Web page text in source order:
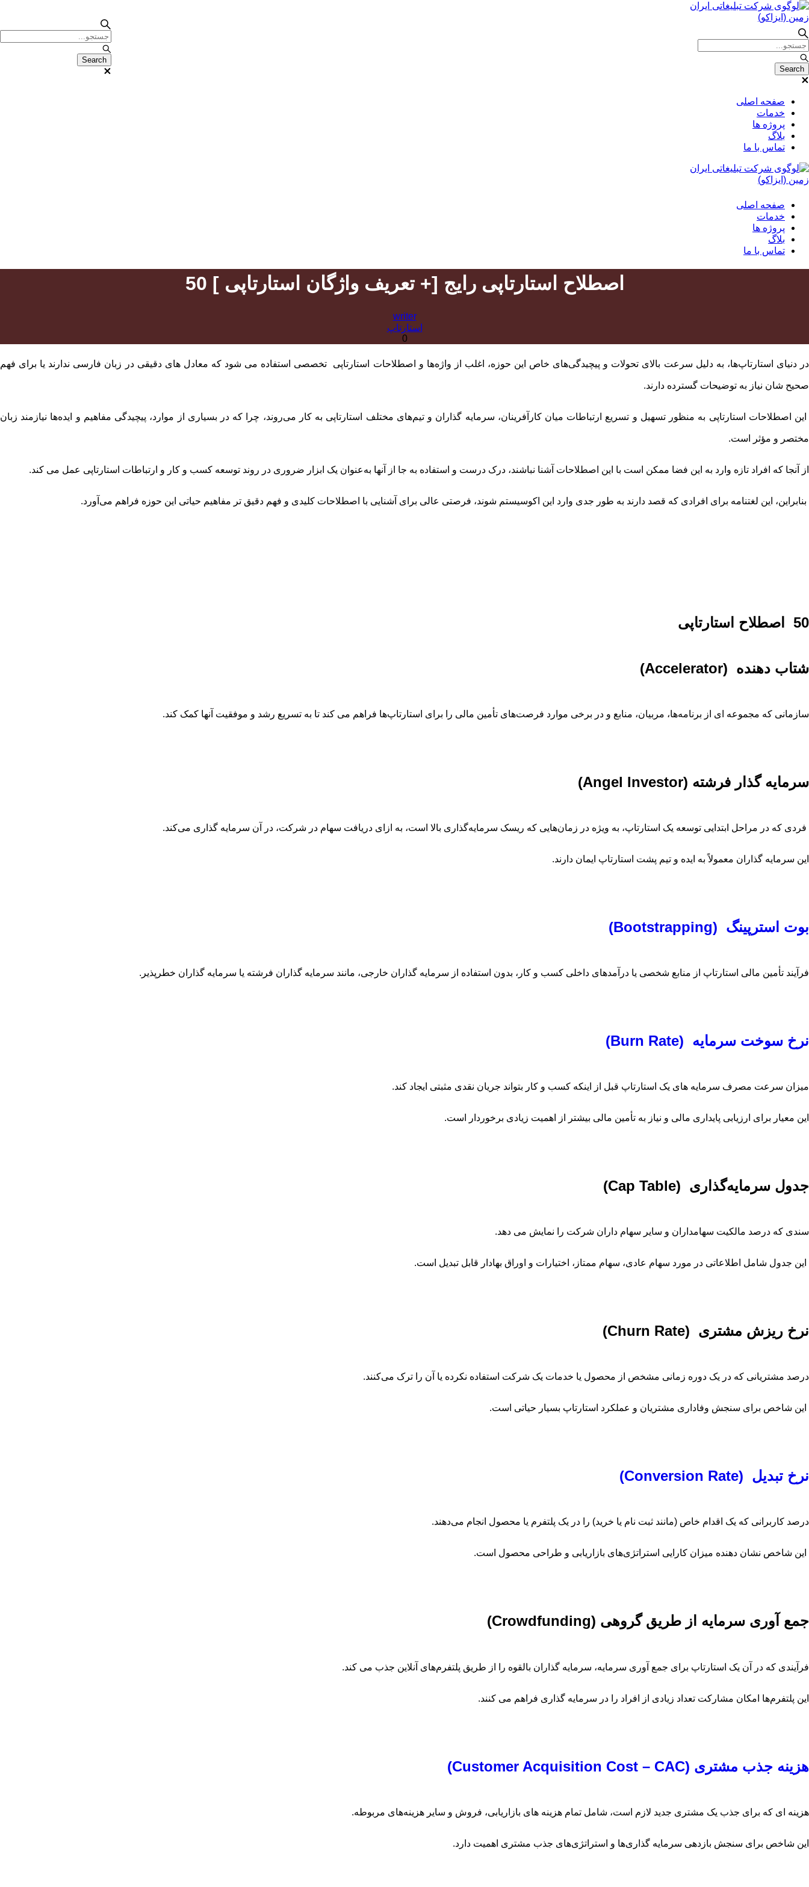
صفحه اصلی
خدمات
پروژه ها
بلاگ
تماس با ما
صفحه اصلی
خدمات
پروژه ها
بلاگ
تماس با ما
50 اصطلاح استارتاپی رایج [+ تعریف واژگان استارتاپی ]
writer
استارتاپ
0
در دنیای استارتاپ‌ها، به‌ دلیل سرعت بالای تحولات و پیچیدگی‌های خاص این حوزه، اغلب از واژه‌ها و اصطلاحات استارتاپی تخصصی استفاده می ‌شود که معادل ‌های دقیقی در زبان فارسی ندارند یا برای فهم
صحیح‌ شان نیاز به توضیحات گسترده دارند.
این اصطلاحات استارتاپی به ‌منظور تسهیل و تسریع ارتباطات میان کارآفرینان، سرمایه‌ گذاران و تیم‌های مختلف استارتاپی به کار می‌روند، چرا که در بسیاری از موارد، پیچیدگی مفاهیم و ایده‌ها نیازمند زبان
مختصر و مؤثر است.
از آنجا که افراد تازه‌ وارد به این فضا ممکن است با این اصطلاحات آشنا نباشند، درک درست و استفاده به‌ جا از آنها به‌عنوان یک ابزار ضروری در روند توسعه کسب ‌و کار و ارتباطات استارتاپی عمل می کند.
بنابراین، این لغتنامه برای افرادی که قصد دارند به ‌طور جدی وارد این اکوسیستم شوند، فرصتی عالی برای آشنایی با اصطلاحات کلیدی و فهم دقیق ‌تر مفاهیم حیاتی این حوزه فراهم می‌آورد.
50 اصطلاح استارتاپی
شتاب ‌دهنده (Accelerator)
سازمانی که مجموعه ‌ای از برنامه‌ها، مربیان، منابع و در برخی موارد فرصت‌های تأمین مالی را برای استارتاپ‌ها فراهم می ‌کند تا به تسریع رشد و موفقیت آنها کمک کند.
سرمایه ‌گذار فرشته (Angel Investor)
فردی که در مراحل ابتدایی توسعه یک استارتاپ، به ‌ویژه در زمان‌هایی که ریسک سرمایه‌گذاری بالا است، به ازای دریافت سهام در شرکت، در آن سرمایه‌ گذاری می‌کند.
این سرمایه‌ گذاران معمولاً به ایده و تیم پشت استارتاپ ایمان دارند.
بوت ‌استرپینگ (Bootstrapping)
فرآیند تأمین مالی استارتاپ از منابع شخصی یا درآمدهای داخلی کسب ‌و کار، بدون استفاده از سرمایه ‌گذاران خارجی، مانند سرمایه ‌گذاران فرشته یا سرمایه ‌گذاران خطرپذیر.
نرخ سوخت سرمایه (Burn Rate)
میزان سرعت مصرف سرمایه‌ های یک استارتاپ قبل از اینکه کسب ‌و کار بتواند جریان نقدی مثبتی ایجاد کند.
این معیار برای ارزیابی پایداری مالی و نیاز به تأمین مالی بیشتر از اهمیت زیادی برخوردار است.
جدول سرمایه‌گذاری (Cap Table)
سندی که درصد مالکیت سهامداران و سایر سهام ‌داران شرکت را نمایش می ‌دهد.
این جدول شامل اطلاعاتی در مورد سهام عادی، سهام ممتاز، اختیارات و اوراق بهادار قابل تبدیل است.
نرخ ریزش مشتری (Churn Rate)
درصد مشتریانی که در یک دوره زمانی مشخص از محصول یا خدمات یک شرکت استفاده نکرده یا آن را ترک می‌کنند.
این شاخص برای سنجش وفاداری مشتریان و عملکرد استارتاپ بسیار حیاتی است.
نرخ تبدیل (Conversion Rate)
درصد کاربرانی که یک اقدام خاص (مانند ثبت‌ نام یا خرید) را در یک پلتفرم یا محصول انجام می‌دهند.
این شاخص نشان ‌دهنده میزان کارایی استراتژی‌های بازاریابی و طراحی محصول است.
جمع ‌آوری سرمایه از طریق گروهی (Crowdfunding)
فرآیندی که در آن یک استارتاپ برای جمع ‌آوری سرمایه، سرمایه ‌گذاران بالقوه را از طریق پلتفرم‌های آنلاین جذب می ‌کند.
این پلتفرم‌ها امکان مشارکت تعداد زیادی از افراد را در سرمایه‌ گذاری فراهم می ‌کنند.
هزینه جذب مشتری (Customer Acquisition Cost – CAC)
هزینه‌ ای که برای جذب یک مشتری جدید لازم است، شامل تمام هزینه ‌های بازاریابی، فروش و سایر هزینه‌های مربوطه.
این شاخص برای سنجش بازدهی سرمایه ‌گذاری‌ها و استراتژی‌های جذب مشتری اهمیت دارد.